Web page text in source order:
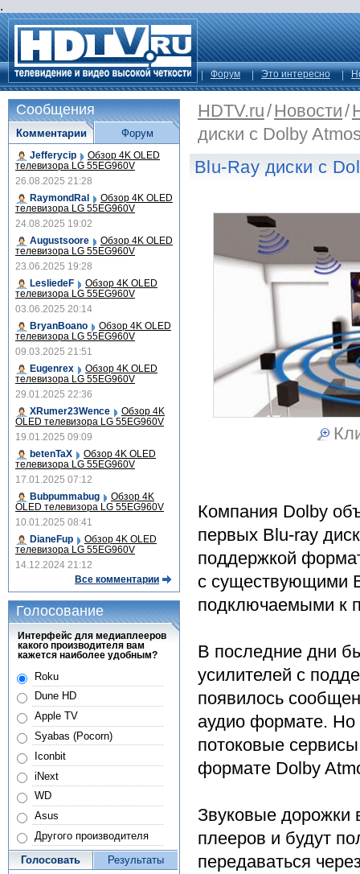
.
Форум Это интересно
HDTV.ru/Новости/
диски с Dolby
Blu-Ray диски с
Компания Dolby
первых Blu-ray
поддержкой
с существующими
подключаемыми к
В последние дни
усилителей с
появилось
аудио формате. Но
потоковые
формате Dolby
Звуковые дорожки
плееров и будут
передаваться
Сообщения
Комментарии
Jefferycip Обзор 4K OLED
телевизора LG 55EG960V
26.08.2025 21:28
RaymondRal
Обзор 4K OLED
телевизора LG 55EG960V
24.08.2025 19:02
Augustsoore
Обзор 4K OLED
телевизора LG 55EG960V
23.06.2025 19:28
LesliedeF
Обзор 4K OLED
телевизора LG 55EG960V
03.06.2025 20:14
BryanBoano
Обзор 4K OLED
телевизора LG 55EG960V
09.03.2025 21:51
Eugenrex
Обзор 4K OLED
телевизора LG 55EG960V
29.01.2025 22:36
XRumer23Wence
Обзор 4K
OLED телевизора LG 55EG960V
19.01.2025 09:09
betenTaX
Обзор 4K OLED
телевизора LG 55EG960V
17.01.2025 07:12
Bubpummabug
Обзор 4K
OLED телевизора LG 55EG960V
10.01.2025 08:41
DianeFup
Обзор 4K OLED
телевизора LG 55EG960V
14.12.2024 21:12
Все комментарии
Форум
Голосование
Интерфейс для медиаплееров
какого производителя вам
кажется наиболее удобным?
Roku
Dune HD
Apple TV
Syabas (Pocorn)
Iconbit
iNext
WD
Asus
Другого производителя
Голосовать Результаты